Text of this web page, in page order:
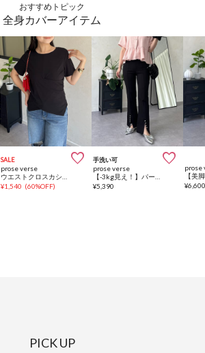
おすすめトピック
全身カバーアイテム
SALE 
prose verse
ウエストクロスカシュクールTシャツ
¥1,540 (60%OFF)
手洗い可 
prose verse
【-3kg見え！】パール付フロントスリットスーパーストレッチパンツ
¥5,390
prose
¥
PICK UP